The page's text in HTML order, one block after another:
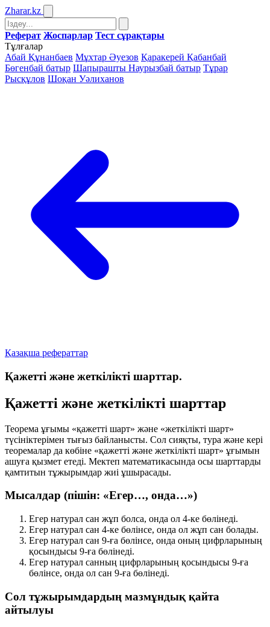
Zharar.kz
Реферат Жоспарлар Тест сұрақтары
Тұлғалар
Абай Құнанбаев Мұхтар Әуезов Қаракерей Қабанбай
Бөгенбай батыр Шапырашты Наурызбай батыр Тұрар
Рысқұлов Шоқан Уәлиханов
Қазақша рефераттар
Қажетті және жеткілікті шарттар.
Қажетті және жеткілікті шарттар
Теорема ұғымы «қажетті шарт» және «жеткілікті шарт»
түсініктерімен тығыз байланысты. Сол сияқты, тура және кері
теоремалар да көбіне «қажетті және жеткілікті шарт» ұғымын
ашуға қызмет етеді. Мектеп математикасында осы шарттарды
қамтитын тұжырымдар жиі ұшырасады.
Мысалдар (пішін: «Егер…, онда…»)
Егер натурал сан жұп болса, онда ол 4-ке бөлінеді.
Егер натурал сан 4-ке бөлінсе, онда ол жұп сан болады.
Егер натурал сан 9-ға бөлінсе, онда оның цифрларының
қосындысы 9-ға бөлінеді.
Егер натурал санның цифрларының қосындысы 9-ға
бөлінсе, онда ол сан 9-ға бөлінеді.
Сол тұжырымдардың мазмұндық қайта
айтылуы